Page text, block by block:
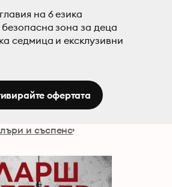
на 6 езика
зона за деца
седмица и ексклузивни
офертата
и съспенс